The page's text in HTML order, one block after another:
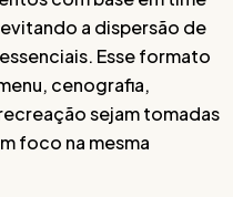
a dispersão de
Esse formato
cenografia,
sejam tomadas
foco na mesma